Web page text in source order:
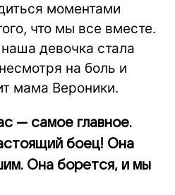
моментами
что мы все вместе.
девочка стала
на боль и
мама Вероники.
— самое главное.
боец! Она
Она борется, и мы